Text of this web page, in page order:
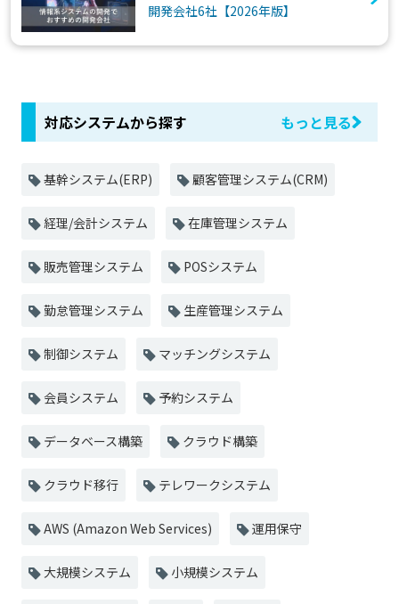
開発会社6社【2026年版】
対応システムから探す もっと見る
基幹システム(ERP) 顧客管理システム(CRM)
経理/会計システム 在庫管理システム
販売管理システム POSシステム
勤怠管理システム 生産管理システム
制御システム マッチングシステム
会員システム 予約システム
データベース構築 クラウド構築
クラウド移行 テレワークシステム
AWS (Amazon Web Services) 運用保守
大規模システム 小規模システム